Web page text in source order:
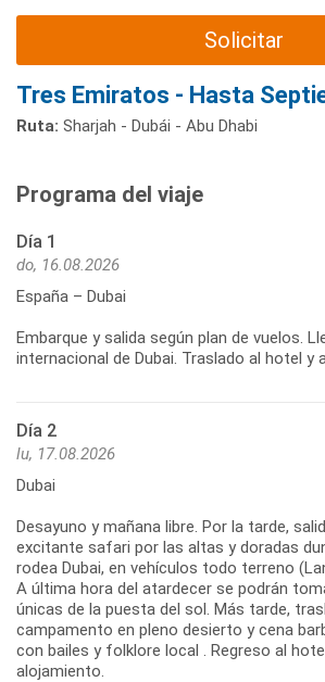
Solicitar
Tres Emiratos - Hasta
Ruta: Sharjah - Dubái - Abu Dhabi
Programa del viaje
Día 1
do, 16.08.2026
España – Dubai
Embarque y salida según plan de vuelos.
internacional de Dubai. Traslado al hotel y
Día 2
lu, 17.08.2026
Dubai
Desayuno y mañana libre. Por la tarde,
excitante safari por las altas y doradas
rodea Dubai, en vehículos todo terreno
A última hora del atardecer se podrán
únicas de la puesta del sol. Más tarde,
campamento en pleno desierto y cena
con bailes y folklore local . Regreso al
alojamiento.